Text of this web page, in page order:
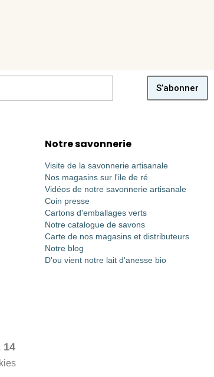
S’abonner
Notre savonnerie
Visite de la savonnerie artisanale
Nos magasins sur l'ile de ré
Vidéos de notre savonnerie artisanale
Coin presse
Cartons d'emballages verts
Notre catalogue de savons
Carte de nos magasins et distributeurs
Notre blog
D'ou vient notre lait d'anesse bio
14